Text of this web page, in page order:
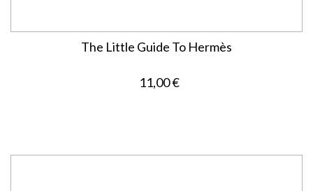
The Little Guide To Hermès
11,00 €